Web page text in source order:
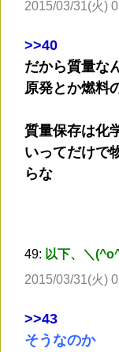
2015/03/31(火)
>>40
だから質量な
原発とか燃料
質量保存は化
いってだけで
らな
49: 以下、＼
2015/03/31(火)
>>43
そうなのか